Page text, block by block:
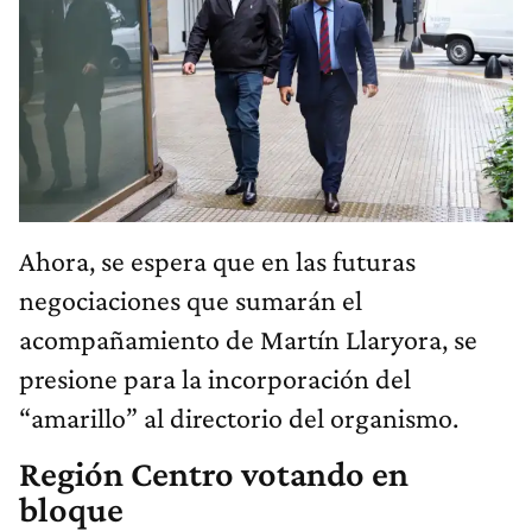
Ahora, se espera que en las futuras
negociaciones que sumarán el
acompañamiento de Martín Llaryora, se
presione para la incorporación del
“amarillo” al directorio del organismo.
Región Centro votando en
bloque